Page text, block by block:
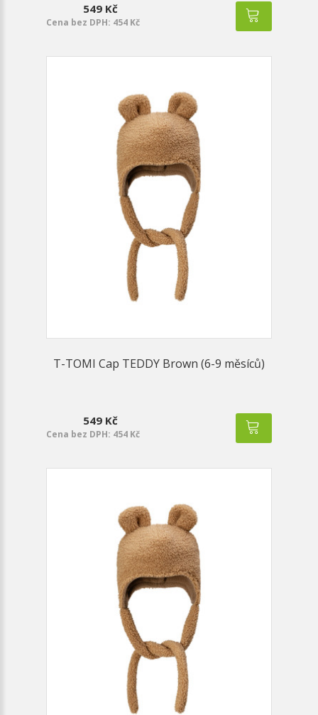
549 Kč
Cena bez DPH: 454 Kč
T-TOMI Cap TEDDY Brown (6-9 měsíců)
549 Kč
Cena bez DPH: 454 Kč